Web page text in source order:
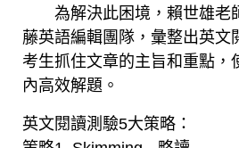
為解決此困境，賴世雄老
藤英語編輯團隊，彙整出英文
考生抓住文章的主旨和重點，
內高效解題。
英文閱讀測驗5大策略：